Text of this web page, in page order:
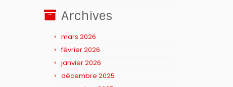
Archives
mars 2026
février 2026
janvier 2026
décembre 2025